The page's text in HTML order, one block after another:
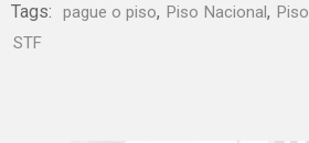
Tags: pague o piso, Piso Nacional,
STF